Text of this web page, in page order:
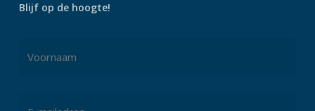
Blijf op de hoogte!